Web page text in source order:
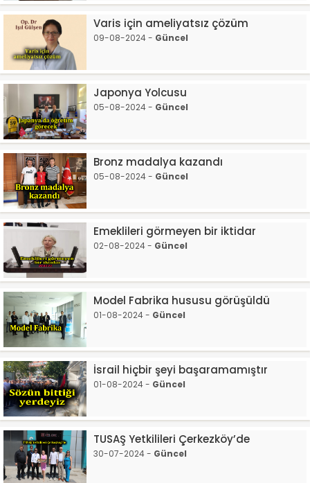
Varis için ameliyatsız çözüm
09-08-2024 - Güncel
Japonya Yolcusu
05-08-2024 - Güncel
Bronz madalya kazandı
05-08-2024 - Güncel
Emeklileri görmeyen bir iktidar
02-08-2024 - Güncel
Model Fabrika hususu görüşüldü
01-08-2024 - Güncel
İsrail hiçbir şeyi başaramamıştır
01-08-2024 - Güncel
TUSAŞ Yetkilileri Çerkezköy’de
30-07-2024 - Güncel